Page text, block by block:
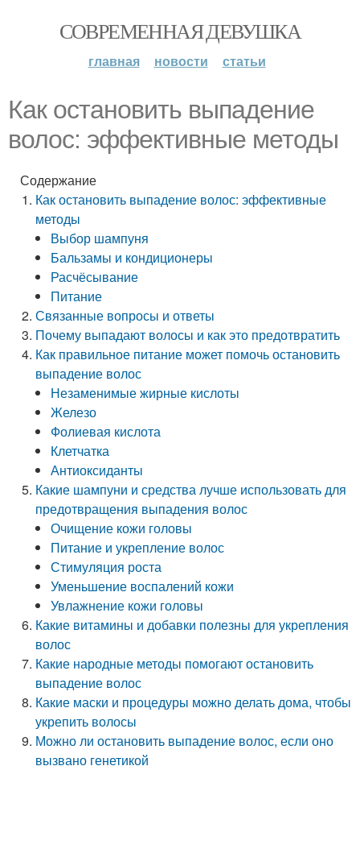
СОВРЕМЕННАЯ ДЕВУШКА
главная новости статьи
Как остановить выпадение
волос: эффективные методы
Содержание
Как остановить выпадение волос: эффективные
методы
Выбор шампуня
Бальзамы и кондиционеры
Расчёсывание
Питание
Связанные вопросы и ответы
Почему выпадают волосы и как это предотвратить
Как правильное питание может помочь остановить
выпадение волос
Незаменимые жирные кислоты
Железо
Фолиевая кислота
Клетчатка
Антиоксиданты
Какие шампуни и средства лучше использовать для
предотвращения выпадения волос
Очищение кожи головы
Питание и укрепление волос
Стимуляция роста
Уменьшение воспалений кожи
Увлажнение кожи головы
Какие витамины и добавки полезны для укрепления
волос
Какие народные методы помогают остановить
выпадение волос
Какие маски и процедуры можно делать дома, чтобы
укрепить волосы
Можно ли остановить выпадение волос, если оно
вызвано генетикой